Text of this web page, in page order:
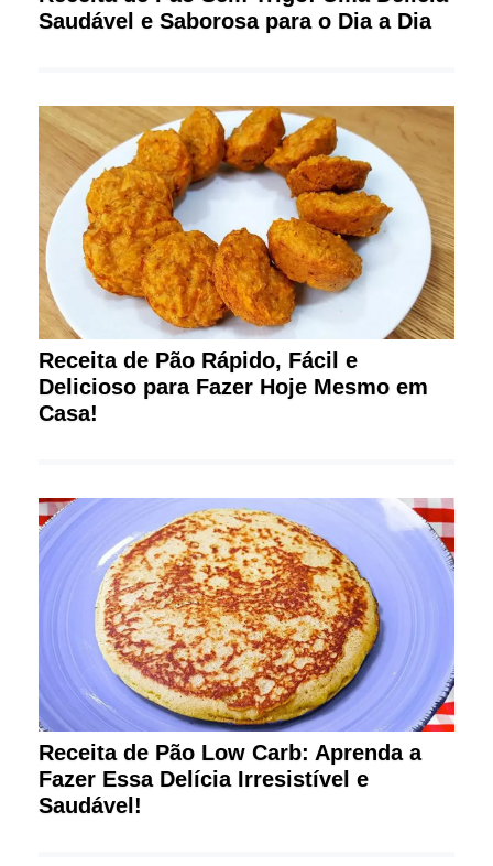
Saudável e Saborosa para o Dia a Dia
Receita de Pão Rápido, Fácil e
Delicioso para Fazer Hoje Mesmo em
Casa!
Receita de Pão Low Carb: Aprenda a
Fazer Essa Delícia Irresistível e
Saudável!